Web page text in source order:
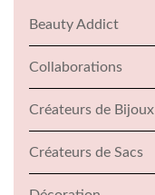
Beauty Addict
Collaborations
Créateurs de Bijoux
Créateurs de Sacs